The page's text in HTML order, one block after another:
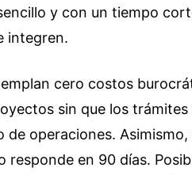
y con un tiempo
integren.
cero costos
sin que los
de operaciones.
en 90 días.